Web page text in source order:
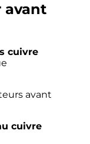
avant
cuivre
avant
cuivre